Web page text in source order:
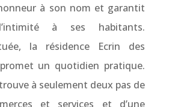
à son nom et garantit
à ses habitants.
la résidence Ecrin des
un quotidien pratique.
à seulement deux pas de
et services et d’une